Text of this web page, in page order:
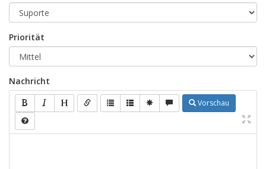
Priorität
Nachricht
Vorschau